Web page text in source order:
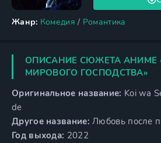
Жанр: Комедия / Романтика
ОПИСАНИЕ СЮЖЕТА АНИМЕ
МИРОВОГО ГОСПОДСТВА»
Оригинальное название: Koi wa
de
Другое название: Любовь после
Год выхода: 2022